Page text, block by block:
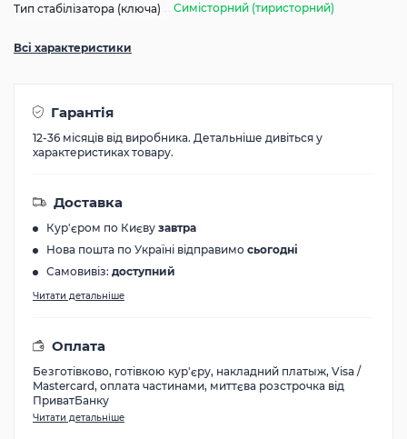
Тип стабілізатора (ключа)
Симісторний (тиристорний)
Всі характеристики
Гарантія
12-36 місяців від виробника. Детальніше дивіться у
характеристиках товару.
Доставка
Кур'єром по Києву завтра
Нова пошта по Україні відправимо сьогодні
Самовивіз: доступний
Читати детальніше
Оплата
Безготівково, готівкою кур'єру, накладний платыж, Visa /
Mastercard, оплата частинами, миттєва розстрочка від
ПриватБанку
Читати детальніше